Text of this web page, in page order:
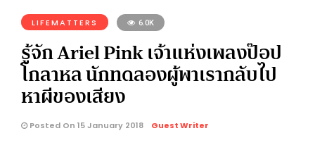
LIFEMATTERS 6.0K
รู้จัก Ariel Pink เจ้าแห่งเพลงป๊อป
โกลาหล นักทดลองผู้พาเรากลับไป
หาผีของเสียง
Posted On 15 January 2018 Guest Writer